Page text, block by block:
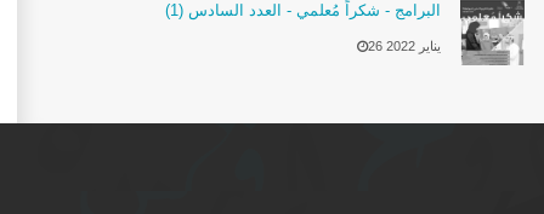
البرامج - شكراً مُعلمي - العدد السادس (1)
26 يناير 2022